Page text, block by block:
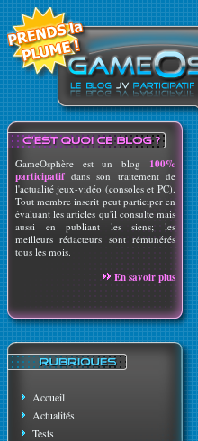
GameOsphère est un blog 100%
participatif dans son traitement de
l'actualité jeux-vidéo (consoles et PC).
Tout membre inscrit peut participer en
évaluant les articles qu'il consulte mais
aussi en publiant les siens; les
meilleurs rédacteurs sont rémunérés
tous les mois.
En savoir plus
Accueil
Actualités
Tests